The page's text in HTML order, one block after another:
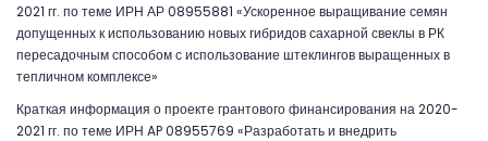
2021 гг. по теме ИРН АР 08955881 «Ускоренное выращивание семян
допущенных к использованию новых гибридов сахарной свеклы в РК
пересадочным способом с использование штеклингов выращенных в
тепличном комплексе»
Краткая информация о проекте грантового финансирования на 2020-
2021 гг. по теме ИРН AP 08955769 «Разработать и внедрить